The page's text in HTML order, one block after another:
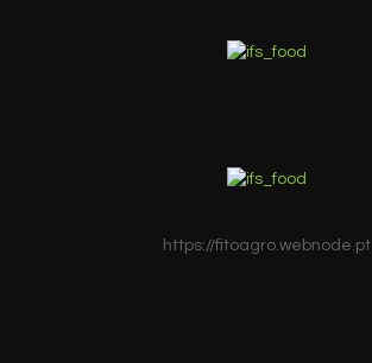
https://fitoagro.webnode.pt